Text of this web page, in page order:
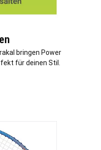
bringen Power
für deinen Stil.